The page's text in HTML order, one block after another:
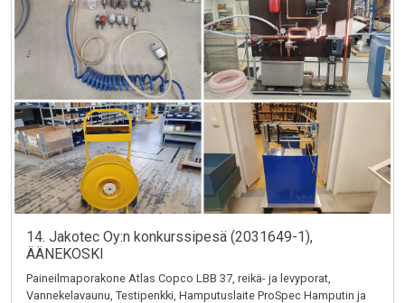
14. Jakotec Oy:n konkurssipesä (2031649-1),
ÄÄNEKOSKI
Paineilmaporakone Atlas Copco LBB 37, reikä- ja levyporat,
Vannekelavaunu, Testipenkki, Hamputuslaite ProSpec Hamputin ja